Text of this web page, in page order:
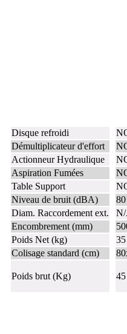
Disque refroidi
Démultiplicateur d'effort
Actionneur Hydraulique
Aspiration Fumées
Table Support
Niveau de bruit (dBA)
80
Diam. Raccordement ext.
Encombrement (mm)
Poids Net (kg)
35
Colisage standard (cm)
Poids brut (Kg) 45